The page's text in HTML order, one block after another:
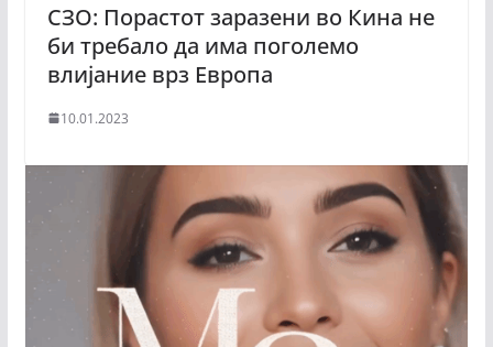
СЗО: Порастот заразени во Кина не
би требало да има поголемо
влијание врз Европа
10.01.2023